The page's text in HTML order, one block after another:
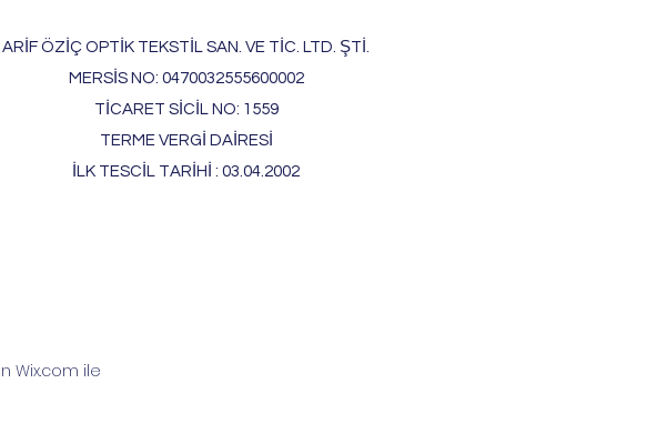
ARİF ÖZİÇ OPTİK TEKSTİL SAN. VE TİC. LTD. ŞTİ.
MERSİS NO: 0470032555600002
TİCARET SİCİL NO: 1559
TERME VERGİ DAİRESİ
İLK TESCİL TARİHİ : 03.04.2002
Wix.com ile